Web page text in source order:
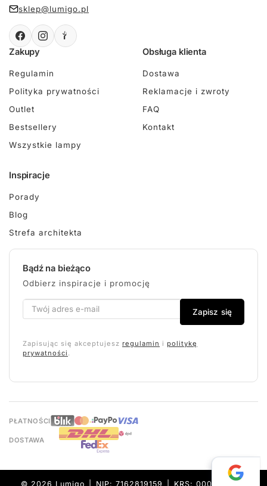
sklep@lumigo.pl
Zakupy
Regulamin
Polityka prywatności
Outlet
Bestsellery
Wszystkie lampy
Obsługa klienta
Dostawa
Reklamacje i zwroty
FAQ
Kontakt
Inspiracje
Porady
Blog
Strefa architekta
Bądź na bieżąco
Odbierz inspiracje i promocję
Zapisz się
Zapisując się akceptujesz regulamin i politykę
prywatności .
PŁATNOŚCI
DOSTAWA
© 2026 Lumigo | NIP: 7162819159 | KRS: 0000632157